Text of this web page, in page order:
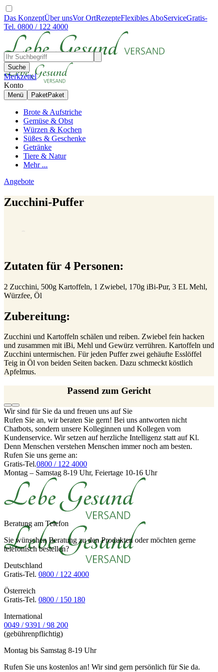
Das KonzeptÜber unsVor OrtRezepteFlexibles AboServiceGratis-
Tel. 0800 / 122 4000
Suche
Merkzettel
Konto
Menü PaketPaket
Brote & Aufstriche
Gemüse & Obst
Würzen & Kochen
Süßes & Geschenke
Getränke
Tiere & Natur
Mehr ...
Angebote
Zucchini-Puffer
Zutaten für 4 Personen:
2 Zucchini, 500g Kartoffeln, 1 Zwiebel, 170g iBi-Pur, 3 EL Mehl,
Würzfee, Öl
Zubereitung:
Zucchini und Kartoffeln schälen und reiben. Zwiebel fein hacken
und zusammen mit iBi, Mehl und Gewürz verrühren. Kartoffeln und
Zucchini untermischen. Für jeden Puffer zwei gehäufte Esslöffel
Teig in Öl von beiden Seiten backen. Dazu schmeckt köstlich
Apfelmus.
Passend zum Gericht
Wir sind für Sie da und freuen uns auf Sie
Rufen Sie an, wir beraten Sie gern! Bei uns antworten nicht
Chatbots, sondern unsere Kolleginnen und Kollegen vom
Kundenservice. Wir setzen auf herzliche Intelligenz statt auf Kl.
Denn Menschen verstehen Menschen immer noch am besten.
Rufen Sie uns gerne an:
Gratis-Tel.0800 / 122 4000
Montag – Samstag 8-19 Uhr, Feiertage 10-16 Uhr
Beratung am Telefon
Sie wünschen Beratung zu den Produkten oder möchten gerne
telefonisch bestellen?
Deutschland
Gratis-Tel. 0800 / 122 4000
Österreich
Gratis-Tel. 0800 / 150 180
International
0049 / 9391 / 98 200
(gebührenpflichtig)
Montag bis Samstag 8-19 Uhr
Rufen Sie uns kostenlos an! Wir sind gern persönlich für Sie da.